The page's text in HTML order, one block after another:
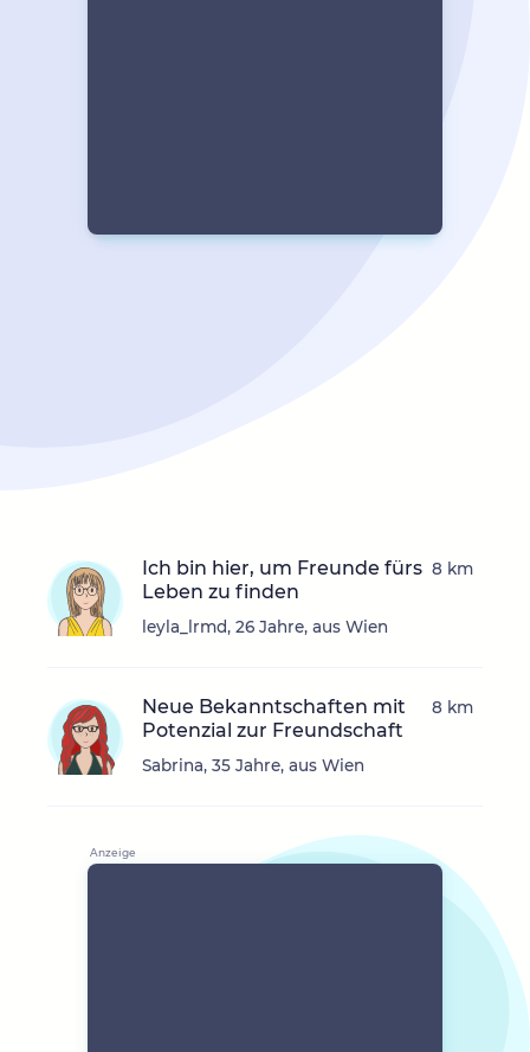
Ich bin hier, um Freunde fürs
Leben zu finden
leyla_lrmd, 26 Jahre, aus Wien
8 km
Neue Bekanntschaften mit
Potenzial zur Freundschaft
Sabrina, 35 Jahre, aus Wien
8 km